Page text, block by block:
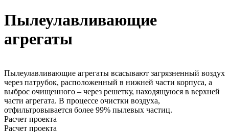
Пылеулавливающие
агрегаты
Пылеулавливающие агрегаты всасывают загрязненный воздух
через патрубок, расположенный в нижней части корпуса, а
выброс очищенного – через решетку, находящуюся в верхней
части агрегата. В процессе очистки воздуха,
отфильтровывается более 99% пылевых частиц.
Расчет проекта
Расчет проекта